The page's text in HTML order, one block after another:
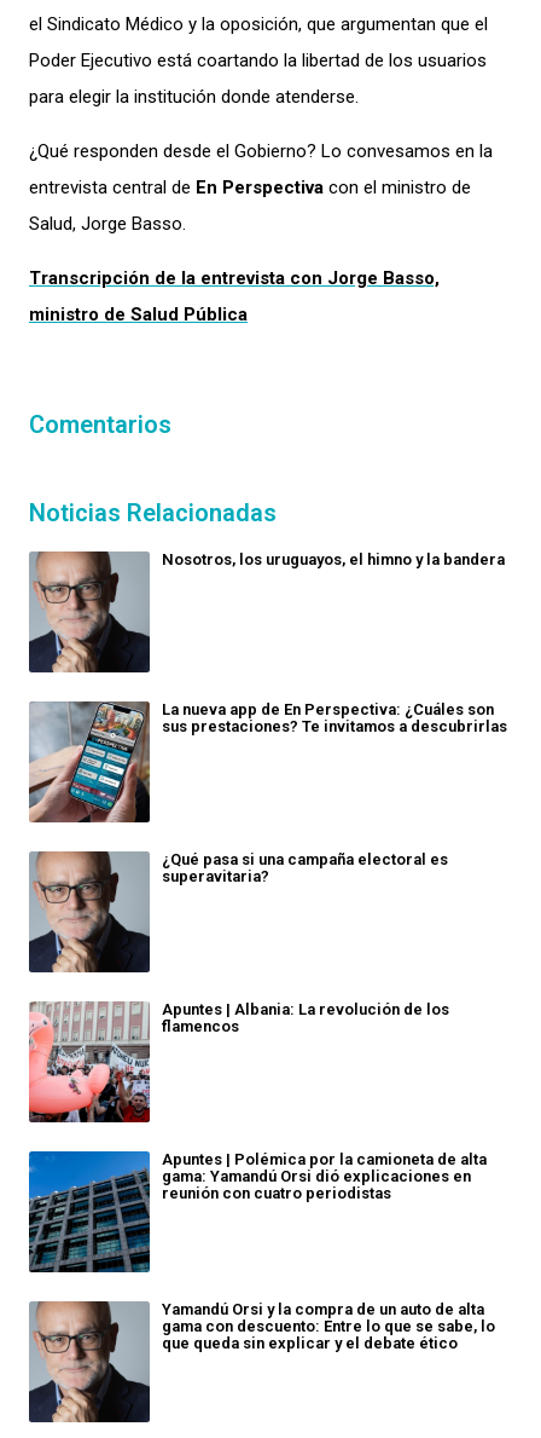
el Sindicato Médico y la oposición, que argumentan que el
Poder Ejecutivo está coartando la libertad de los usuarios
para elegir la institución donde atenderse.
¿Qué responden desde el Gobierno? Lo convesamos en la
entrevista central de En Perspectiva con el ministro de
Salud, Jorge Basso.
Transcripción de la entrevista con Jorge Basso,
ministro de Salud Pública
Comentarios
Noticias Relacionadas
Nosotros, los uruguayos, el himno y la bandera
La nueva app de En Perspectiva: ¿Cuáles son
sus prestaciones? Te invitamos a descubrirlas
¿Qué pasa si una campaña electoral es
superavitaria?
Apuntes | Albania: La revolución de los
flamencos
Apuntes | Polémica por la camioneta de alta
gama: Yamandú Orsi dió explicaciones en
reunión con cuatro periodistas
Yamandú Orsi y la compra de un auto de alta
gama con descuento: Entre lo que se sabe, lo
que queda sin explicar y el debate ético